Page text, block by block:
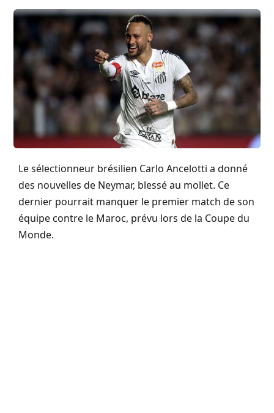
Le sélectionneur brésilien Carlo Ancelotti a donné
des nouvelles de Neymar, blessé au mollet. Ce
dernier pourrait manquer le premier match de son
équipe contre le Maroc, prévu lors de la Coupe du
Monde.